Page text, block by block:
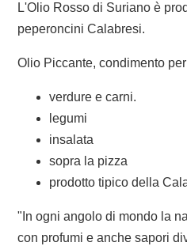
L'Olio Rosso di Suriano è
peperoncini Calabresi.
Olio Piccante, condimento
verdure e carni.
legumi
insalata
sopra la pizza
prodotto tipico della
"In ogni angolo di mondo la
con profumi e anche sapori